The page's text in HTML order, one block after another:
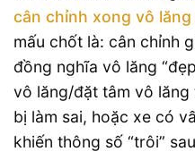
cân chỉnh xong vô
mấu chốt là: cân chỉnh
đồng nghĩa vô lăng
vô lăng/đặt tâm vô
bị làm sai, hoặc xe có
khiến thông số “trôi”